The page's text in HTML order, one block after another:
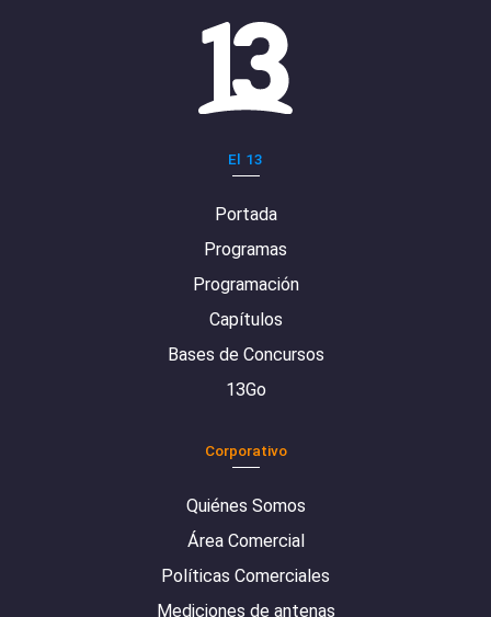
El 13
Portada
Programas
Programación
Capítulos
Bases de Concursos
13Go
Corporativo
Quiénes Somos
Área Comercial
Políticas Comerciales
Mediciones de antenas